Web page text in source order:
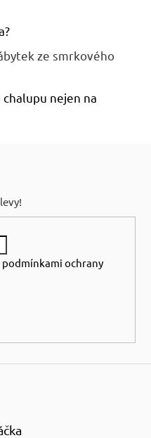
ze smrkového
nejen na
podmínkami ochrany